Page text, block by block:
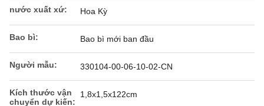
nước xuất xứ: Hoa Kỳ
Bao bì: Bao bì mới ban đầu
Người mẫu: 330104-00-06-10-02-CN
Kích thước vận
chuyển dự kiến:
1,8x1,5x122cm